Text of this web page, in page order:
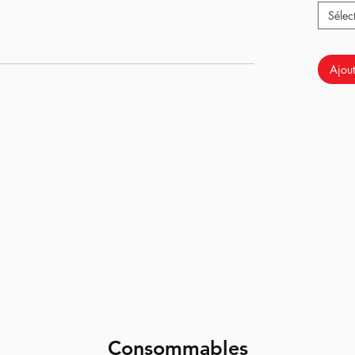
; Canon RTP en 6.08 sur mesure importé du
Consommables